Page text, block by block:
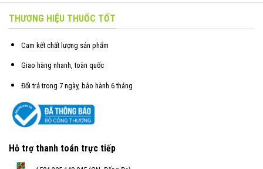
THƯƠNG HIỆU THUỐC TỐT
Cam kết chất lượng sản phẩm
Giao hàng nhanh, toàn quốc
Đổi trả trong 7 ngày, bảo hành 6 tháng
Hỗ trợ thanh toán trực tiếp